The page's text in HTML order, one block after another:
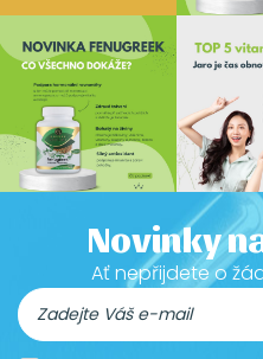
Novinky
Ať nepřijdete o